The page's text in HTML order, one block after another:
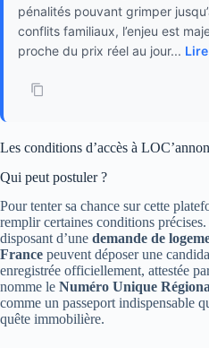
pénalités pouvant grimper
conflits familiaux, l’enjeu est
proche du prix réel au jour...
Les conditions d’accès à
Qui peut postuler ?
Pour tenter sa chance sur cette
remplir certaines conditions
disposant d’une demande de
France peuvent déposer une
enregistrée officiellement, attestée
nomme le Numéro Unique
comme un passeport indispensable
quête immobilière.